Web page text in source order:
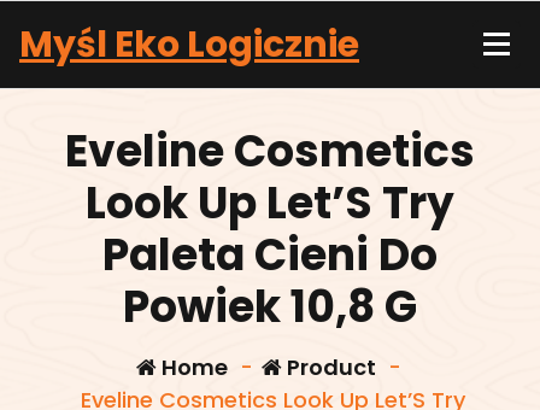
content
Myśl Eko Logicznie
Eveline Cosmetics
Look Up Let’S Try
Paleta Cieni Do
Powiek 10,8 G
Home- Product -
Eveline Cosmetics Look Up Let’S Try